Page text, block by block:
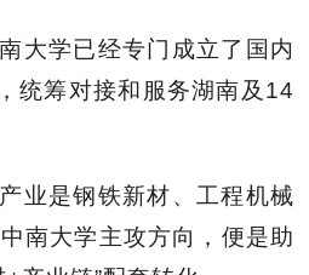
大学已经专门成立了国内
统筹对接和服务湖南及14
业是钢铁新材、工程机械
南大学主攻方向，便是助